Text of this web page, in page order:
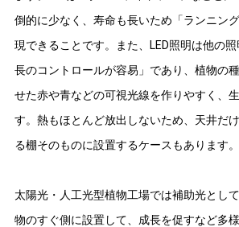
倒的に少なく、寿命も長いため「ランニン
現できることです。また、LED照明は他の
長のコントロールが容易」であり、植物の
せた赤や青などの可視光線を作りやすく、
す。熱もほとんど放出しないため、天井だ
る棚そのものに設置するケースもあります。
太陽光・人工光型植物工場では補助光とし
物のすぐ側に設置して、成長を促すなど多